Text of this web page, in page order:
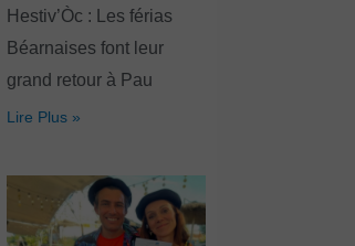
Hestiv’Òc : Les férias
Béarnaises font leur
grand retour à Pau
Lire Plus »